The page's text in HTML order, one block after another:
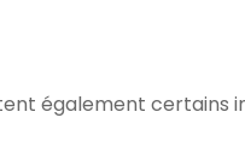
également certains